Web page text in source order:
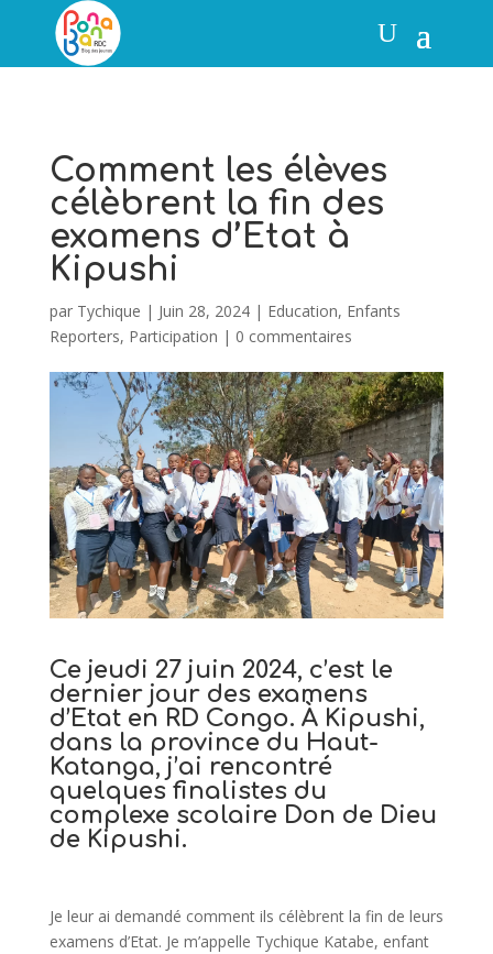
Comment les élèves
célèbrent la fin des
examens d’Etat à
Kipushi
par Tychique | Juin 28, 2024| Education, Enfants
Reporters, Participation | 0 commentaires
Ce jeudi 27 juin 2024, c’est le
dernier jour des examens
d’Etat en RD Congo. À Kipushi,
dans la province du Haut-
Katanga, j’ai rencontré
quelques finalistes du
complexe scolaire Don de Dieu
de Kipushi.
Je leur ai demandé comment ils célèbrent la fin de leurs
examens d’Etat. Je m’appelle Tychique Katabe, enfant